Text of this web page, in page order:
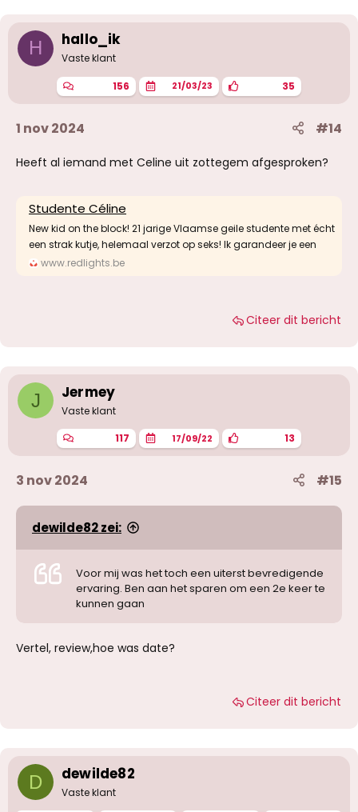
H hallo_ik
Vaste klant
156 21/03/23 35
1 nov 2024 #14
Heeft al iemand met Celine uit zottegem afgesproken?
Studente Céline
New kid on the block! 21 jarige Vlaamse geile studente met écht
een strak kutje, helemaal verzot op seks! Ik garandeer je een
www.redlights.be
Citeer dit bericht
J Jermey
Vaste klant
117 17/09/22 13
3 nov 2024 #15
dewilde82 zei:
Voor mij was het toch een uiterst bevredigende
ervaring. Ben aan het sparen om een 2e keer te
kunnen gaan
Vertel, review,hoe was date?
Citeer dit bericht
D dewilde82
Vaste klant